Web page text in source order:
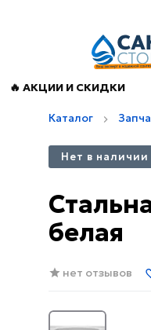
🔥 АКЦИИ И СКИДКИ
Каталог
Нет в наличии
белая
нет отзывов